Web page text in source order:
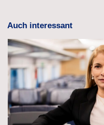
Auch interessant